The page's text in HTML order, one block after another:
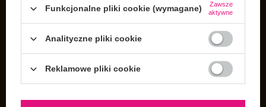
Listy zakupowe
Lista zakupionych produktów
Historia transakcji
Funkcjonalne pliki cookie (wymagane)
Zawsze
aktywne
Analityczne pliki cookie
Reklamowe pliki cookie